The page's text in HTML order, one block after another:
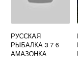
РУССКАЯ
РЫБАЛКА 3 7 6
АМАЗОНКА